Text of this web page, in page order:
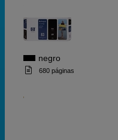
negro
680 páginas